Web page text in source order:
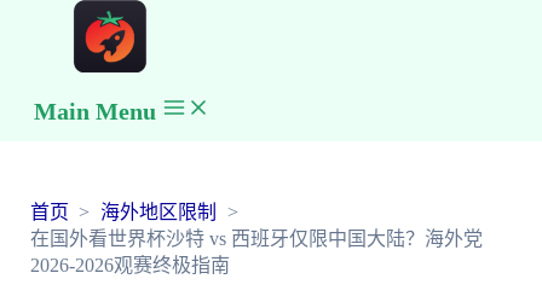
Main Menu
首页
海外地区限制
在国外看世界杯沙特 vs 西班牙仅限中国大陆？海外党
2026-2026观赛终极指南